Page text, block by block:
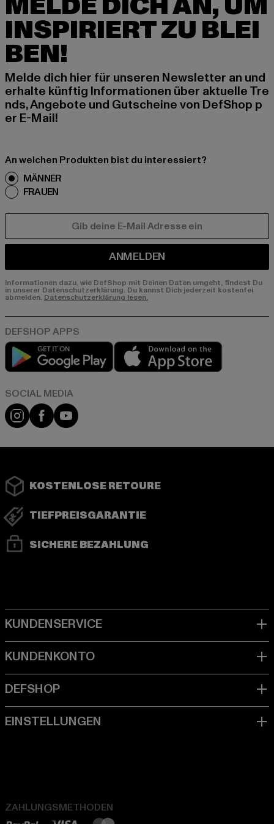
INSPIRIERT ZU BLEI
BEN!
Melde dich hier für unseren Newsletter an und
erhalte künftig Informationen über aktuelle Tre
nds, Angebote und Gutscheine von DefShop p
er E-Mail!
An welchen Produkten bist du interessiert?
MÄNNER
FRAUEN
ANMELDEN
Informationen dazu, wie DefShop mit Deinen Daten umgeht, findest Du
in unserer Datenschutzerklärung. Du kannst Dich jederzeit kostenfei
abmelden. Datenschutzerklärung lesen.
Play market
Instagram
FacebookYouTube
KOSTENLOSE RETOURE
TIEFPREISGARANTIE
SICHERE BEZAHLUNG
ZAHLUNGSMETHODEN